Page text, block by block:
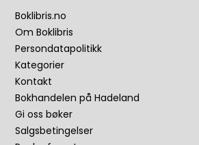
Boklibris.no
Om Boklibris
Persondatapolitikk
Kategorier
Kontakt
Bokhandelen på Hadeland
Gi oss bøker
Salgsbetingelser